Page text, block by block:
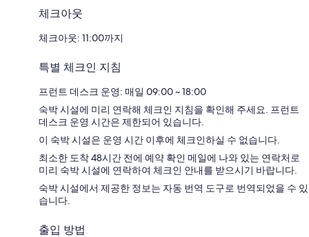
체크아웃
체크아웃: 11:00까지
특별 체크인 지침
프런트 데스크 운영: 매일 09:00 ~ 18:00
숙박 시설에 미리 연락해 체크인 지침을 확인해 주세요. 프런트
데스크 운영 시간은 제한되어 있습니다.
이 숙박 시설은 운영 시간 이후에 체크인하실 수 없습니다.
최소한 도착 48시간 전에 예약 확인 메일에 나와 있는 연락처로
미리 숙박 시설에 연락하여 체크인 안내를 받으시기 바랍니다.
숙박 시설에서 제공한 정보는 자동 번역 도구로 번역되었을 수 있
습니다.
출입 방법